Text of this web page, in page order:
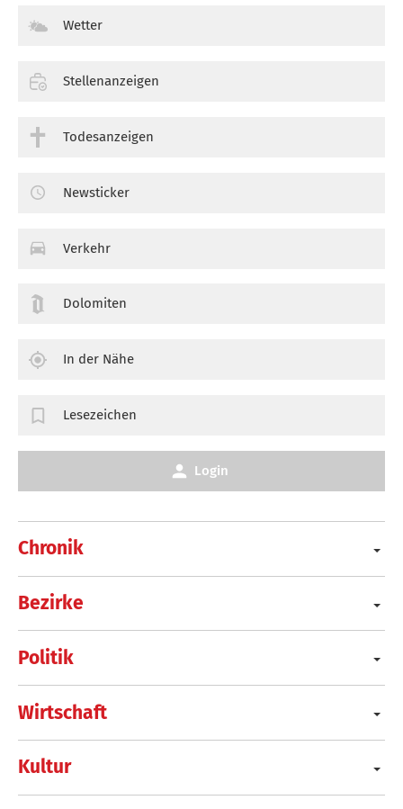
Chronik
Bezirke
Politik
Wirtschaft
Kultur
Wetter
Stellenanzeigen
Todesanzeigen
Newsticker
Verkehr
Dolomiten
In der Nähe
Lesezeichen
Login